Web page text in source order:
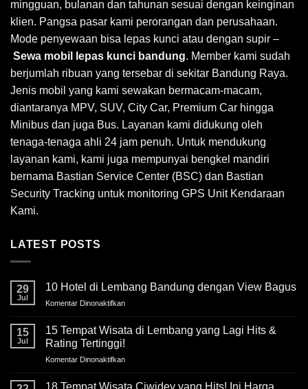
mingguan, bulanan dan tahunan sesuai dengan keinginan
klien. Pangsa pasar kami perorangan dan perusahaan.
Mode penyewaan bisa lepas kunci atau dengan supir –
Sewa mobil lepas kunci bandung. Member kami sudah
berjumlah ribuan yang tersebar di sekitar Bandung Raya.
Jenis mobil yang kami sewakan bermacam-macam,
diantaranya MPV, SUV, City Car, Premium Car hingga
Minibus dan juga Bus. Layanan kami didukung oleh
tenaga-tenaga ahli 24 jam penuh. Untuk mendukung
layanan kami, kami juga mempunyai bengkel mandiri
bernama Bastian Service Center (BSC) dan Bastian
Security Tracking untuk monitoring GPS Unit Kendaraan
Kami.
LATEST POSTS
29
Jul
10 Hotel di Lembang Bandung dengan View Bagus
Komentar Dinonaktifkan
Hotel
View
15
Jul
15 Tempat Wisata di Lembang yang Lagi Hits &
Rating Tertinggi!
Komentar Dinonaktifkan
Tempat
18 Tempat Wisata Ciwidey yang Hits! Ini Harga